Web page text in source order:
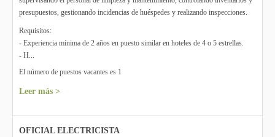
presupuestos, gestionando incidencias de huéspedes y realizando inspecciones.
Requisitos:
- Experiencia mínima de 2 años en puesto similar en hoteles de 4 o 5 estrellas.
- H...
El número de puestos vacantes es 1
Leer más >
OFICIAL ELECTRICISTA